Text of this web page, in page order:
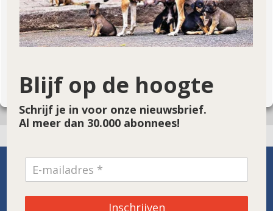
Projectpagina bekijken
Blijf op de hoogte
Schrijf je in voor onze nieuwsbrief.
Al meer dan 30.000 abonnees!
Inschrijven